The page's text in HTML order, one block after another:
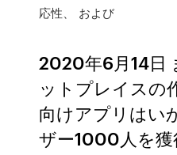
応性、 および
2020年6月14日
ットプレイスの
向けアプリはい
ザー1000人を獲